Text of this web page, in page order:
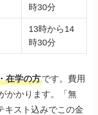
時30分
13時から14
時30分
在学の方です。費用
かかります。「無
キスト込みでこの金